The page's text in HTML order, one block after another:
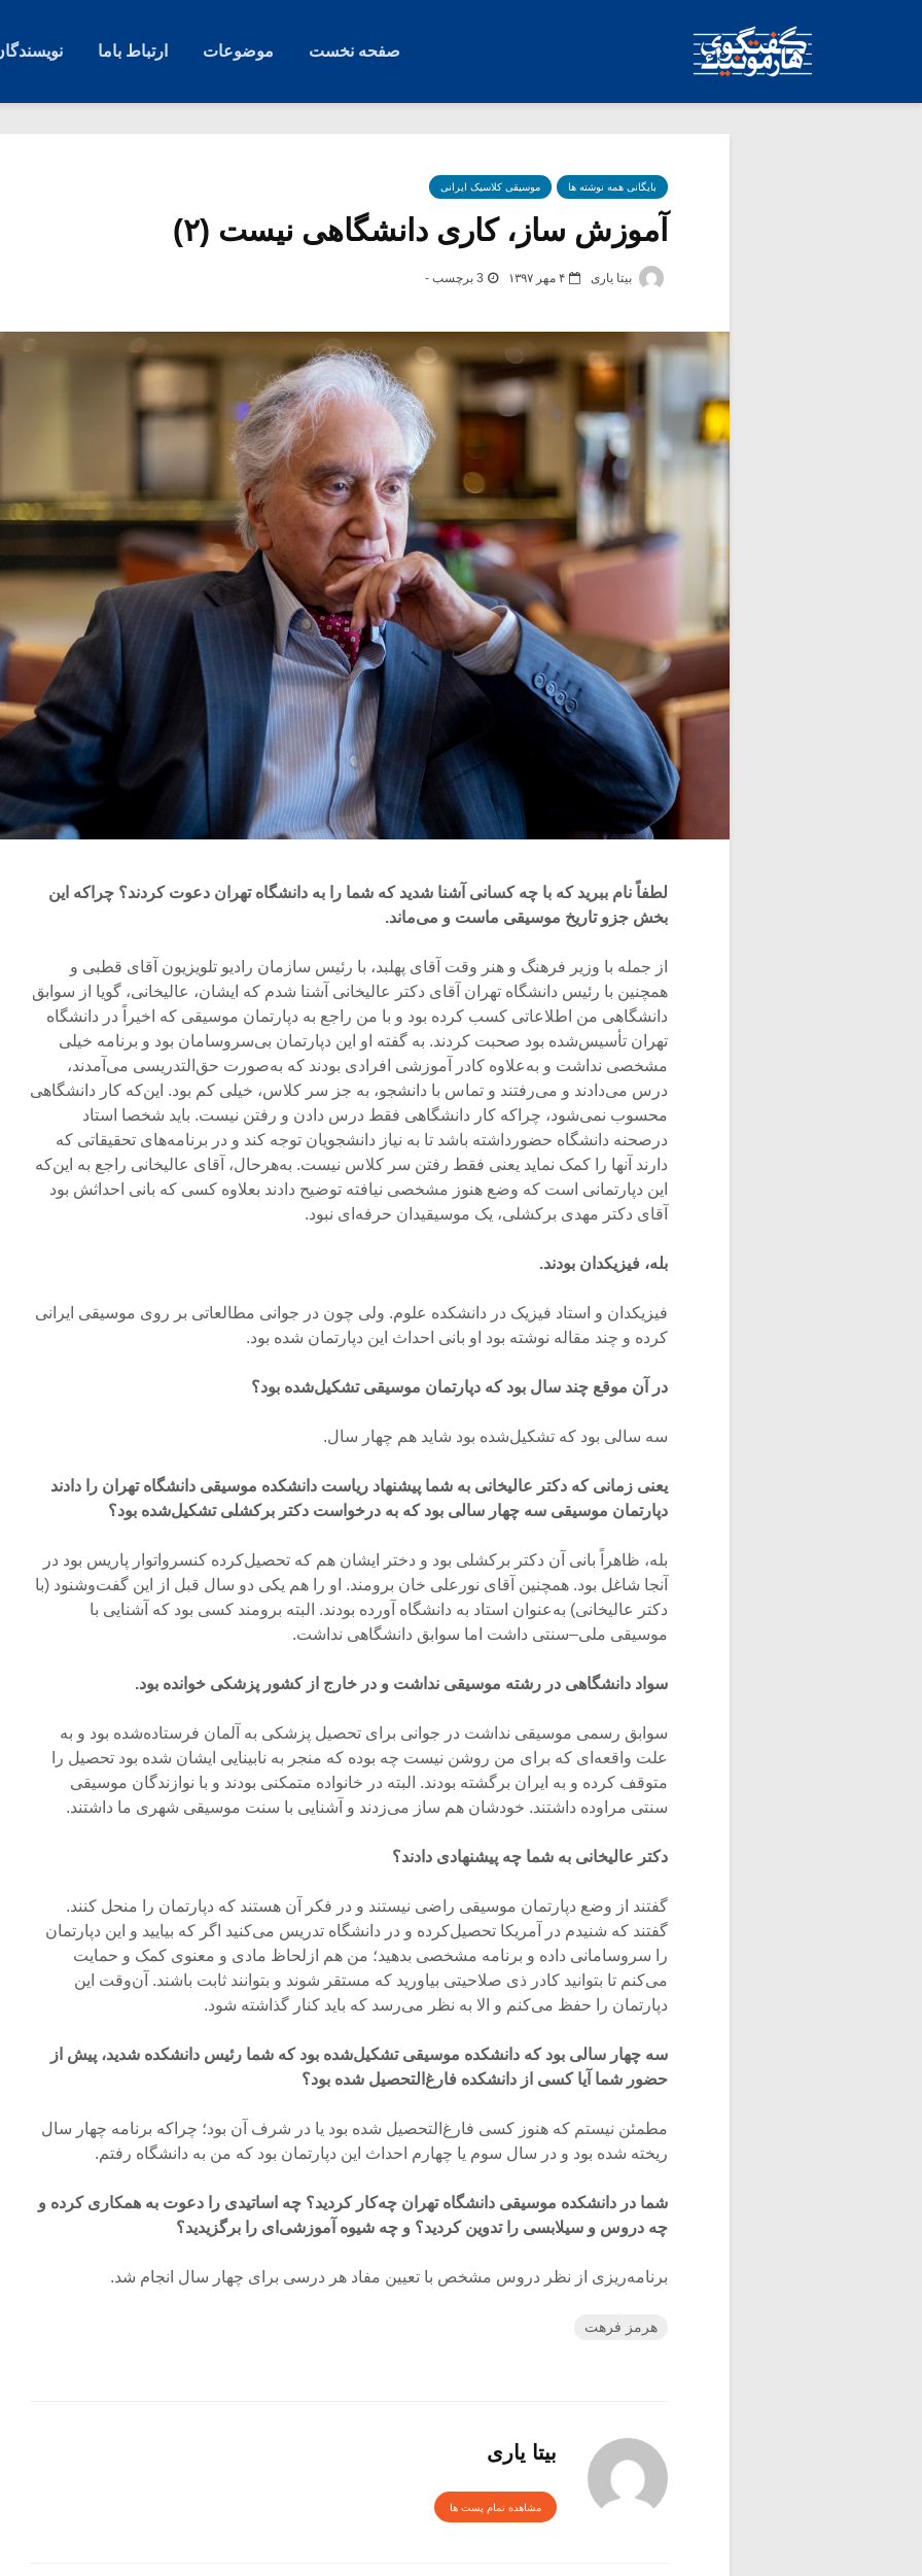
صفحه نخست موضوعات ارتباط باما
بایگانی همه نوشته ها موسیقی کلاسیک ایرانی
آموزش ساز، کاری دانشگاهی نیست (۲)
بیتا یاری ۴ مهر ۱۳۹۷ 3 برچسب -
لطفاً نام ببرید که با چه کسانی آشنا شدید که شما را به دانشگاه تهران دعوت کردند؟ چراکه این
بخش جزو تاریخ موسیقی ماست و می‌ماند.
از جمله با وزیر فرهنگ و هنر وقت آقای پهلبد، با رئیس سازمان رادیو تلویزیون آقای قطبی و
همچنین با رئیس دانشگاه تهران آقای دکتر عالیخانی آشنا شدم که ایشان، عالیخانی، گویا از سوابق
دانشگاهی من اطلاعاتی کسب کرده بود و با من راجع به دپارتمان موسیقی که اخیراً در دانشگاه
تهران تأسیس‌شده بود صحبت کردند. به گفته او این دپارتمان بی‌سروسامان بود و برنامه خیلی
مشخصی نداشت و به‌علاوه کادر آموزشی افرادی بودند که به‌صورت حق‌التدریسی می‌آمدند،
درس می‌دادند و می‌رفتند و تماس با دانشجو، به جز سر کلاس، خیلی کم بود. این‌که کار دانشگاهی
محسوب نمی‌شود، چراکه کار دانشگاهی فقط درس دادن و رفتن نیست. باید شخصا استاد
درصحنه دانشگاه حضورداشته باشد تا به نیاز دانشجویان توجه کند و در برنامه‌های تحقیقاتی که
دارند آنها را کمک نماید یعنی فقط رفتن سر کلاس نیست. به‌هرحال، آقای عالیخانی راجع به این‌که
این دپارتمانی است که وضع هنوز مشخصی نیافته توضیح دادند بعلاوه کسی که بانی احداثش بود
آقای دکتر مهدی برکشلی، یک موسیقیدان حرفه‌ای نبود.
بله، فیزیکدان بودند.
فیزیکدان و استاد فیزیک در دانشکده علوم. ولی چون در جوانی مطالعاتی بر روی موسیقی ایرانی
کرده و چند مقاله نوشته بود او بانی احداث این دپارتمان شده بود.
در آن موقع چند سال بود که دپارتمان موسیقی تشکیل‌شده بود؟
سه سالی بود که تشکیل‌شده بود شاید هم چهار سال.
یعنی زمانی که دکتر عالیخانی به شما پیشنهاد ریاست دانشکده موسیقی دانشگاه تهران را دادند
دپارتمان موسیقی سه چهار سالی بود که به درخواست دکتر برکشلی تشکیل‌شده بود؟
بله، ظاهراً بانی آن دکتر برکشلی بود و دختر ایشان هم که تحصیل‌کرده کنسرواتوار پاریس بود در
آنجا شاغل بود. همچنین آقای نورعلی خان برومند. او را هم یکی دو سال قبل از این گفت‌وشنود (با
دکتر عالیخانی) به‌عنوان استاد به دانشگاه آورده بودند. البته برومند کسی بود که آشنایی با
موسیقی ملی–سنتی داشت اما سوابق دانشگاهی نداشت.
سواد دانشگاهی در رشته موسیقی نداشت و در خارج از کشور پزشکی خوانده بود.
سوابق رسمی موسیقی نداشت در جوانی برای تحصیل پزشکی به آلمان فرستاده‌شده بود و به
علت واقعه‌ای که برای من روشن نیست چه بوده که منجر به نابینایی ایشان شده بود تحصیل را
متوقف کرده و به ایران برگشته بودند. البته در خانواده متمکنی بودند و با نوازندگان موسیقی
سنتی مراوده داشتند. خودشان هم ساز می‌زدند و آشنایی با سنت موسیقی شهری ما داشتند.
دکتر عالیخانی به شما چه پیشنهادی دادند؟
گفتند از وضع دپارتمان موسیقی راضی نیستند و در فکر آن هستند که دپارتمان را منحل کنند.
گفتند که شنیدم در آمریکا تحصیل‌کرده و در دانشگاه تدریس می‌کنید اگر که بیایید و این دپارتمان
را سروسامانی داده و برنامه مشخصی بدهید؛ من هم ازلحاظ مادی و معنوی کمک و حمایت
می‌کنم تا بتوانید کادر ذی صلاحیتی بیاورید که مستقر شوند و بتوانند ثابت باشند. آن‌وقت این
دپارتمان را حفظ می‌کنم و الا به نظر می‌رسد که باید کنار گذاشته شود.
سه چهار سالی بود که دانشکده موسیقی تشکیل‌شده بود که شما رئیس دانشکده شدید، پیش از
حضور شما آیا کسی از دانشکده فارغ‌التحصیل شده بود؟
مطمئن نیستم که هنوز کسی فارغ‌التحصیل شده بود یا در شرف آن بود؛ چراکه برنامه چهار سال
ریخته شده بود و در سال سوم یا چهارم احداث این دپارتمان بود که من به دانشگاه رفتم.
شما در دانشکده موسیقی دانشگاه تهران چه‌کار کردید؟ چه اساتیدی را دعوت به همکاری کرده و
چه دروس و سیلابسی را تدوین کردید؟ و چه شیوه آموزشی‌ای را برگزیدید؟
برنامه‌ریزی از نظر دروس مشخص با تعیین مفاد هر درسی برای چهار سال انجام شد.
هرمز فرهت
بیتا یاری
مشاهده تمام پست ها